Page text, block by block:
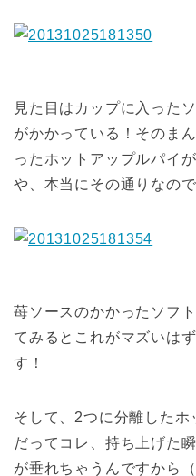
見た目はカップに入った
がかかっている！そのま
ったホットアップルパイ
や、本当にその通りなので
苺ソースのかかったソフ
てみるとこれがマズいは
す！
そして、2つに分離したホ
だってコレ、持ち上げた
が垂れちゃうんですから（